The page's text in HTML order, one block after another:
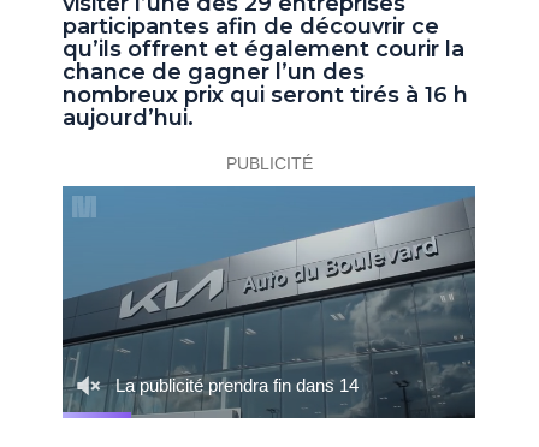
participantes afin de découvrir ce
qu’ils offrent et également courir la
chance de gagner l’un des
nombreux prix qui seront tirés à 16 h
aujourd’hui.